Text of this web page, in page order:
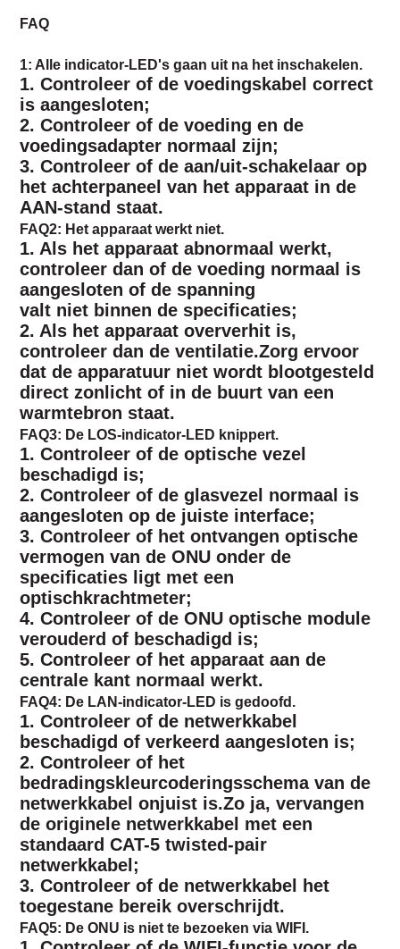
FAQ
1: Alle indicator-LED's gaan uit na het inschakelen.
1. Controleer of de voedingskabel correct
is aangesloten;
2. Controleer of de voeding en de
voedingsadapter normaal zijn;
3. Controleer of de aan/uit-schakelaar op
het achterpaneel van het apparaat in de
AAN-stand staat.
FAQ2: Het apparaat werkt niet.
1. Als het apparaat abnormaal werkt,
controleer dan of de voeding normaal is
aangesloten of de spanning
valt niet binnen de specificaties;
2. Als het apparaat oververhit is,
controleer dan de ventilatie.Zorg ervoor
dat de apparatuur niet wordt blootgesteld
direct zonlicht of in de buurt van een
warmtebron staat.
FAQ3: De LOS-indicator-LED knippert.
1. Controleer of de optische vezel
beschadigd is;
2. Controleer of de glasvezel normaal is
aangesloten op de juiste interface;
3. Controleer of het ontvangen optische
vermogen van de ONU onder de
specificaties ligt met een
optisch krachtmeter;
4. Controleer of de ONU optische module
verouderd of beschadigd is;
5. Controleer of het apparaat aan de
centrale kant normaal werkt.
FAQ4: De LAN-indicator-LED is gedoofd.
1. Controleer of de netwerkkabel
beschadigd of verkeerd aangesloten is;
2. Controleer of het
bedradingskleurcoderingsschema van de
netwerkkabel onjuist is.Zo ja, vervangen
de originele netwerkkabel met een
standaard CAT-5 twisted-pair
netwerkkabel;
3. Controleer of de netwerkkabel het
toegestane bereik overschrijdt.
FAQ5: De ONU is niet te bezoeken via WIFI.